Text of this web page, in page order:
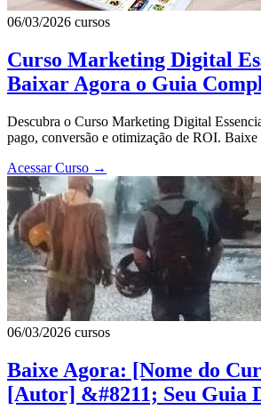
06/03/2026 cursos
Curso Marketing Digital
Baixar Agora o Guia
Descubra o Curso Marketing Digital
pago, conversão e otimização de ROI. Baixe
Acessar Curso →
06/03/2026 cursos
Baixe Agora: [Nome do
[Autor] &#8211; Seu Guia